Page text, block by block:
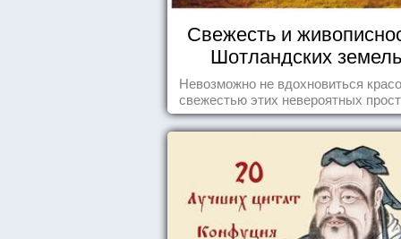
Свежесть и
Шотландских земель
Невозможно не вдохновиться
свежестью этих невероятных